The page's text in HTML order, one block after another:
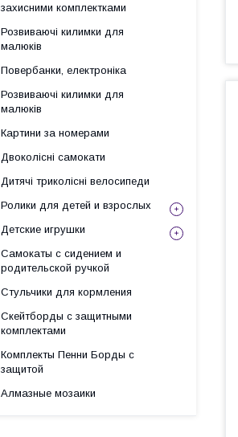
захисними комплектками
Розвиваючі килимки для
малюків
Повербанки, електроніка
Розвиваючі килимки для
малюків
Картини за номерами
Двоколісні самокати
Дитячі триколісні велосипеди
Ролики для детей и взрослых
Детские игрушки
Самокаты с сидением и
родительской ручкой
Стульчики для кормления
Скейтборды с защитными
комплектами
Комплекты Пенни Борды с
защитой
Алмазные мозаики